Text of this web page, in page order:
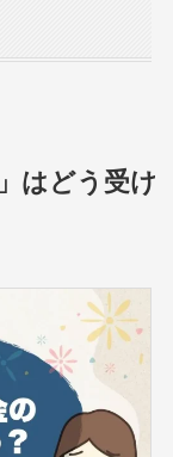
はどう受け